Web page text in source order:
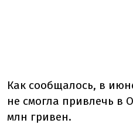
Как сообщалось, в
не смогла привлечь в
млн гривен.